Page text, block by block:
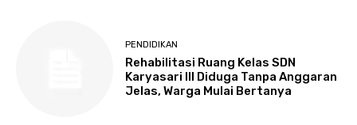
PENDIDIKAN
Rehabilitasi Ruang Kelas SDN
Karyasari III Diduga Tanpa Anggaran
Jelas, Warga Mulai Bertanya